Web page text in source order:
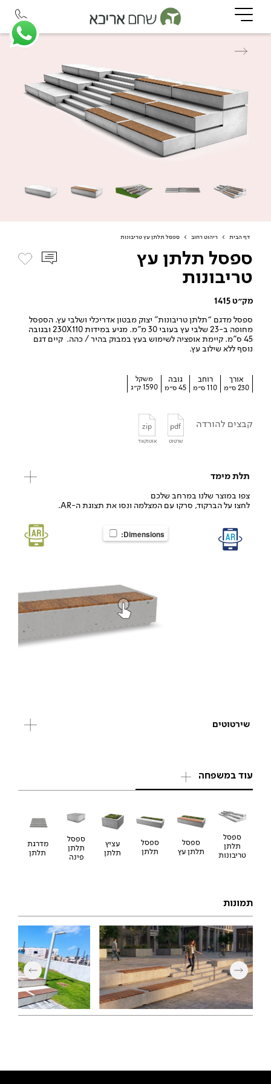
דף הבית > ריהוט רחוב > ספסל תלתן עץ טריבונות
ספסל תלתן עץ
טריבונות
מק״ט 1415
ספסל מדגם “תלתן טריבונות” יצוק מבטון אדריכלי ושלבי עץ. הספסל
מחופה ב-23 שלבי עץ בעובי 30 מ”מ. מגיע במידות 230X110 ובגובה
45 ס”מ. קיימת אופציה לשימוש בעץ במבוק בהיר / כהה. קיים דגם
נוסף ללא שילוב עץ.
אורך
230 ס״מ
רוחב
110 ס״מ
גובה
45 ס״מ
משקל
1590 ק״ג
קבצים להורדה pdf
שרטוט
zip
אוטוקאד
תלת מימד
צפו במוצר שלנו במרחב שלכם
לחצו על הברקוד, סרקו עם המצלמה ונסו את תצוגת ה-AR.
Dimensions:
שירטוטים
עוד במשפחה
ספסל
תלתן
טריבונות
ספסל
תלתן עץ
ספסל
תלתן
עציץ
תלתן
ספסל
תלתן
פינה
מדרגת
תלתן
תמונות